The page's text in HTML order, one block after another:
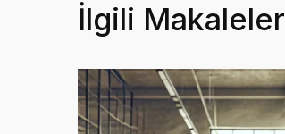
İlgili Makaleler